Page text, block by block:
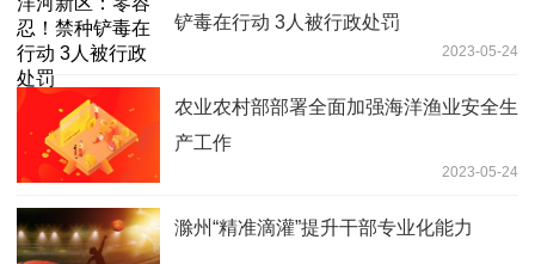
铲毒在行动 3人被行政处罚
2023-05-24
农业农村部部署全面加强海洋渔业安全生
产工作
2023-05-24
滁州“精准滴灌”提升干部专业化能力